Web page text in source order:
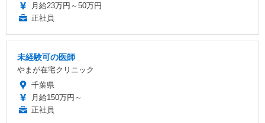
月給23万円～50万円
正社員
未経験可の医師
やまが在宅クリニック
千葉県
月給150万円～
正社員